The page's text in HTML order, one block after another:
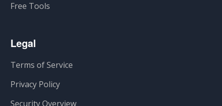
Free Tools
Legal
Terms of Service
Privacy Policy
Security Overview